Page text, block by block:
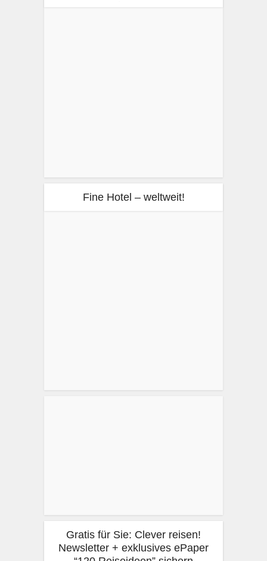
Fine Hotel – weltweit!
Gratis für Sie: Clever reisen!
Newsletter + exklusives ePaper